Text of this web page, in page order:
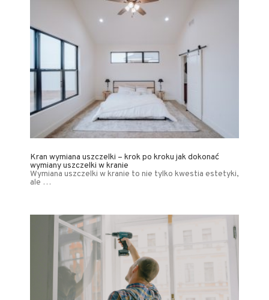
Kran wymiana uszczelki – krok po kroku jak dokonać
wymiany uszczelki w kranie
Wymiana uszczelki w kranie to nie tylko kwestia estetyki,
ale …